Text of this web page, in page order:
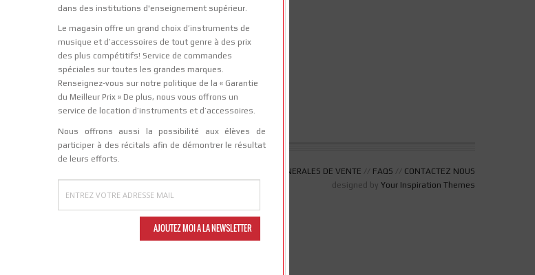
CONDITIONS GENERALES DE VENTE // FAQS // CONTACTEZ NOUS
designed by Your Inspiration Themes
dans des institutions d'enseignement supérieur.
Le magasin offre un grand choix d’instruments de
musique et d’accessoires de tout genre à des prix
des plus compétitifs! Service de commandes
spéciales sur toutes les grandes marques.
Renseignez-vous sur notre politique de la « Garantie
du Meilleur Prix » De plus, nous vous offrons un
service de location d’instruments et d’accessoires.
Nous offrons aussi la possibilité aux élèves de
participer à des récitals afin de démontrer le résultat
de leurs efforts.